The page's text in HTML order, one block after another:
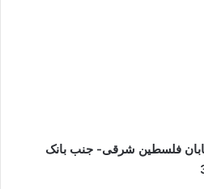
فلسطین شرقی- جنب بانک